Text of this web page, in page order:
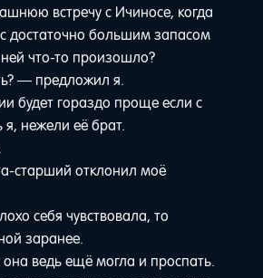
встречу с Ичиносе, когда
достаточно большим запасом
что-то произошло?
— предложил я.
будет гораздо проще если с
я, нежели её брат.
старший отклонил моё
себя чувствовала, то
заранее.
ведь ещё могла и проспать.